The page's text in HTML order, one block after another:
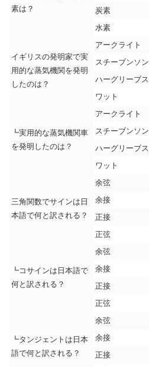
素は？
炭素
水素
イギリスの発明家で実
用的な蒸気機関を発明
したのは？
アークライト
スチーブンソン
ハーグリーブス
ワット
┗実用的な蒸気機関車
を発明したのは？
アークライト
スチーブンソン
ハーグリーブス
ワット
三角関数でサインは日
本語で何と訳される？
余弦
余接
正接
正弦
┗コサインは日本語で
何と訳される？
余弦
余接
正接
正弦
┗タンジェントは日本
語で何と訳される？
余弦
余接
正接